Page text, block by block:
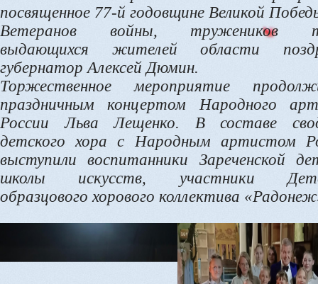
посвященное 77-й годовщине Великой
Ветеранов войны, тружеников
выдающихся жителей области
губернатор Алексей Дюмин.
Торжественное мероприятие
праздничным концертом Народного
России Льва Лещенко. В составе
детского хора с Народным артистом
выступили воспитанники Зареченской
школы искусств, участники
образцового хорового коллектива